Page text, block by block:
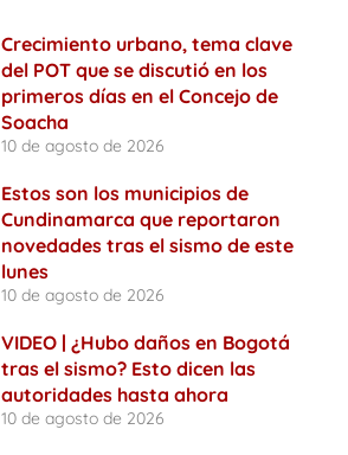
Crecimiento urbano, tema clave
del POT que se discutió en los
primeros días en el Concejo de
Soacha
10 de agosto de 2026
Estos son los municipios de
Cundinamarca que reportaron
novedades tras el sismo de este
lunes
10 de agosto de 2026
VIDEO | ¿Hubo daños en Bogotá
tras el sismo? Esto dicen las
autoridades hasta ahora
10 de agosto de 2026